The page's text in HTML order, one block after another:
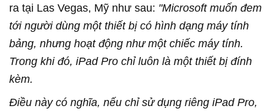
ra tại Las Vegas, Mỹ như sau: "Microsoft muốn đem
tới người dùng một thiết bị có hình dạng máy tính
bảng, nhưng hoạt động như một chiếc máy tính.
Trong khi đó, iPad Pro chỉ luôn là một thiết bị đính
kèm.
Điều này có nghĩa, nếu chỉ sử dụng riêng iPad Pro,